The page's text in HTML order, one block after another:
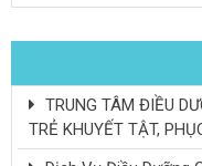
TRUNG TÂM ĐIỀU
TRẺ KHUYẾT TẬT,